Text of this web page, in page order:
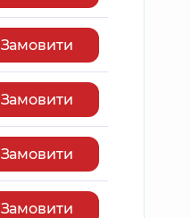
Замовити
Замовити
Замовити
Замовити